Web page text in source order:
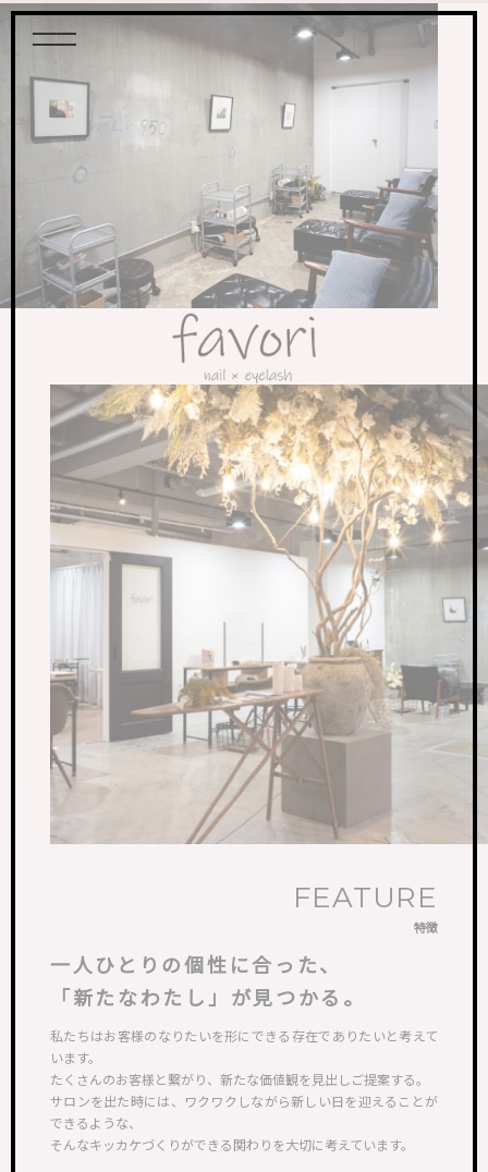
FEATURE
特徴
一人ひとりの個性に合った、
「新たなわたし」が見つかる。
私たちはお客様のなりたいを形にできる存在でありたいと考えて
います。
たくさんのお客様と繋がり、新たな価値観を見出しご提案する。
サロンを出た時には、ワクワクしながら新しい日を迎えることが
できるような、
そんなキッカケづくりができる関わりを大切に考えています。